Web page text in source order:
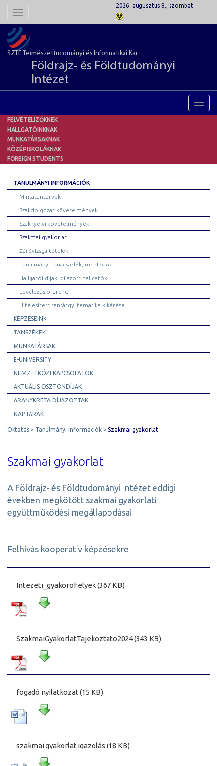
Toggle
2026. augusztus 8., szombat
SZTE Természettudományi és Informatikai Kar
Földrajz- és Földtudományi
Intézet
FELVÉTELIZŐKNEK
HALLGATÓINKNAK
MUNKATÁRSAKNAK
KÖZÉPISKOLÁKNAK
FOREIGN STUDENTS
TANULMÁNYI INFORMÁCIÓK
Mintatantervek
Szakdolgozat követelmények
Szaknyelvi követelmények
Szakmai gyakorlat
Záróvizsga tételek
Tanulmányi tanácsadók, mentorok
Hallgatói díjak, díjazott hallgatók
Levelezős órarend
Hitelesített tantárgyi tematika kikérése
KÉPZÉSEINK
TANSZÉKEK
MUNKATÁRSAK
E-UNIVERSITY
NEMZETKÖZI KAPCSOLATOK
AKTUÁLIS ÖSZTÖNDÍJAK
ARANYKRÉTA DÍJAZOTTAK
NAPTÁRAK
Oktatás Tanulmányi információk Szakmai gyakorlat
Szakmai gyakorlat
A Földrajz- és Földtudományi Intézet eddigi
években megkötött szakmai gyakorlati
együttműködési megállapodásai
Felhívás kooperatív képzésekre
Intezeti_gyakorohelyek (367 KB)
SzakmaiGyakorlatTajekoztato2024 (343 KB)
fogadó nyilatkozat (15 KB)
szakmai gyakorlat igazolás (18 KB)